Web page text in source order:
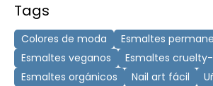
Tags
Colores de moda
Esmaltes
Esmaltes veganos
Esmaltes
Esmaltes orgánicos
Nail art fácil